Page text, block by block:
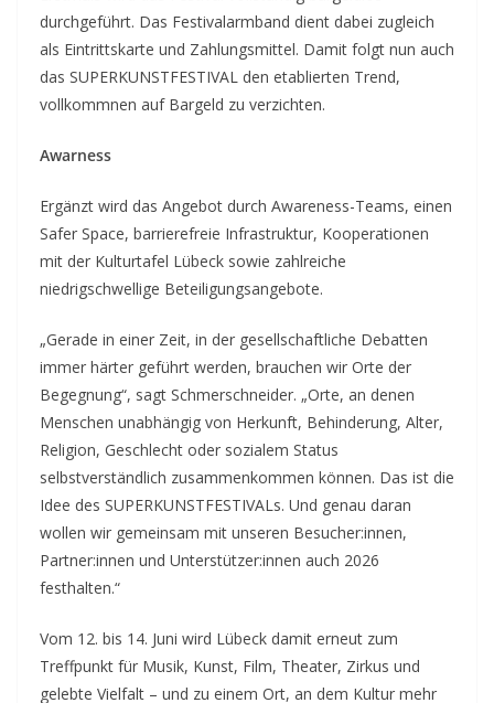
durchgeführt. Das Festivalarmband dient dabei zugleich
als Eintrittskarte und Zahlungsmittel. Damit folgt nun auch
das SUPERKUNSTFESTIVAL den etablierten Trend,
vollkommnen auf Bargeld zu verzichten.
Awarness
Ergänzt wird das Angebot durch Awareness-Teams, einen
Safer Space, barrierefreie Infrastruktur, Kooperationen
mit der Kulturtafel Lübeck sowie zahlreiche
niedrigschwellige Beteiligungsangebote.
„Gerade in einer Zeit, in der gesellschaftliche Debatten
immer härter geführt werden, brauchen wir Orte der
Begegnung“, sagt Schmerschneider. „Orte, an denen
Menschen unabhängig von Herkunft, Behinderung, Alter,
Religion, Geschlecht oder sozialem Status
selbstverständlich zusammenkommen können. Das ist die
Idee des SUPERKUNSTFESTIVALs. Und genau daran
wollen wir gemeinsam mit unseren Besucher:innen,
Partner:innen und Unterstützer:innen auch 2026
festhalten.“
Vom 12. bis 14. Juni wird Lübeck damit erneut zum
Treffpunkt für Musik, Kunst, Film, Theater, Zirkus und
gelebte Vielfalt – und zu einem Ort, an dem Kultur mehr